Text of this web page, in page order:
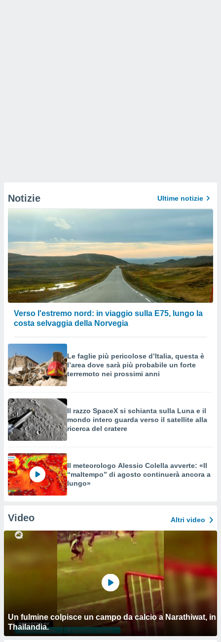
Notizie Ultime notizie
Verso l'estremo nord: in viaggio sulla E75, lungo la
costa selvaggia della Norvegia
Le faglie più pericolose d’Italia, questa è
l’area dove sarà più probabile un forte
terremoto nei prossimi anni
Il razzo SpaceX si schianta sulla Luna e il
mondo intero guarda verso il satellite alla
ricerca del cratere
Il meteorologo Alessio Colella avverte: «Il
“maltempo” di agosto continuerà ancora a
lungo»
Video Altri video
Un fulmine colpisce un campo da calcio a Narathiwat, in
Thailandia.